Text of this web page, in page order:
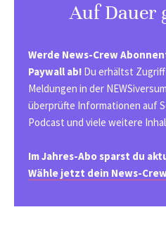
Auf Dauer
Werde News-Crew
Paywall ab! Du erhältst
Meldungen in der
überprüfte Informationen auf
Podcast und viele weitere
Im Jahres-Abo sparst du
Wähle jetzt dein News-